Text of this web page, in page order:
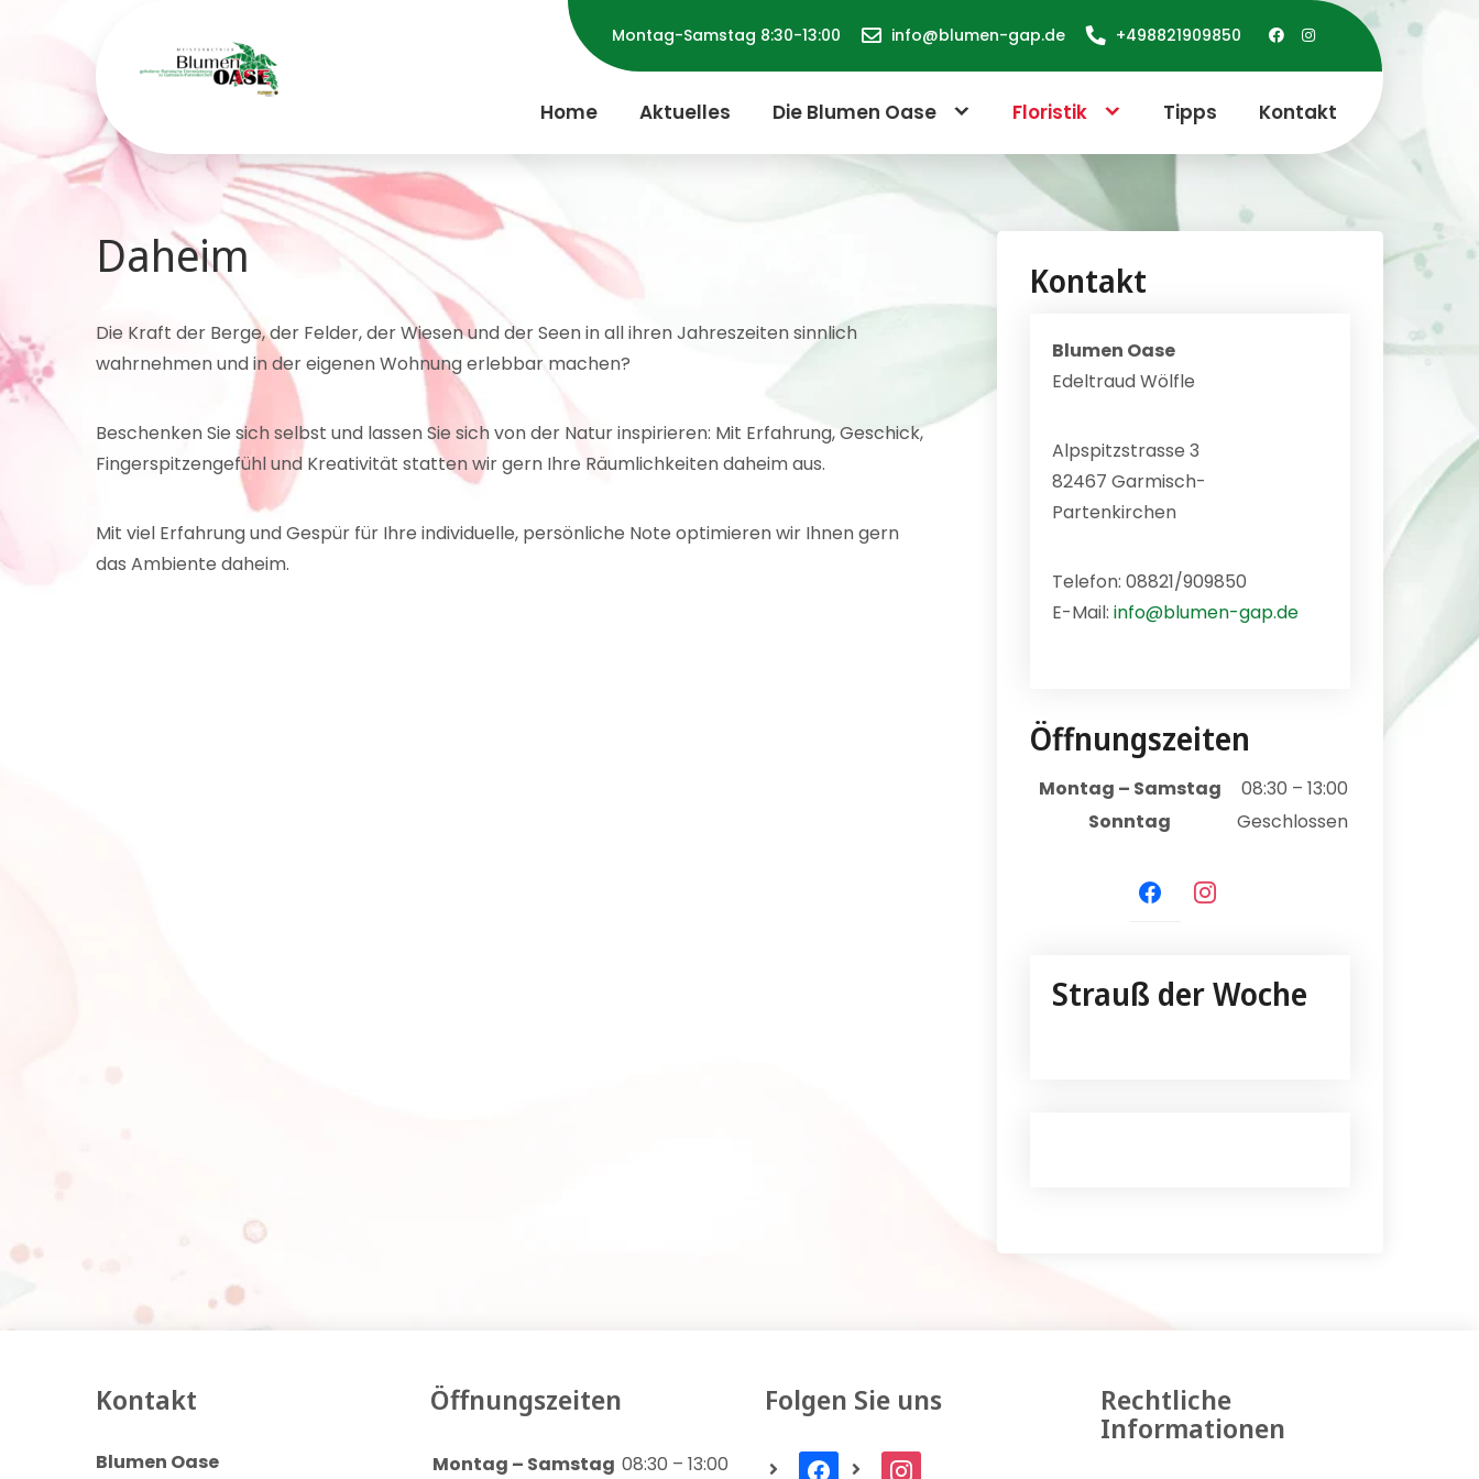
Montag-Samstag 8:30-13:00 info@blumen-gap.de +498821909850
Oase
floristische
Dienstleistung
in Garmisch-
Partenkirchen
Home Aktuelles Die Blumen Oase Floristik Tipps Kontakt
Daheim
Die Kraft der Berge, der Felder, der Wiesen und der Seen in all ihren Jahreszeiten sinnlich
wahrnehmen und in der eigenen Wohnung erlebbar machen?
Beschenken Sie sich selbst und lassen Sie sich von der Natur inspirieren: Mit Erfahrung, Geschick,
Fingerspitzengefühl und Kreativität statten wir gern Ihre Räumlichkeiten daheim aus.
Mit viel Erfahrung und Gespür für Ihre individuelle, persönliche Note optimieren wir Ihnen gern
das Ambiente daheim.
Kontakt
Blumen Oase
Edeltraud Wölfle
Alpspitzstrasse 3
82467 Garmisch-
Partenkirchen
Telefon: 08821/909850
E-Mail: info@blumen-gap.de
Öffnungszeiten
Montag – Samstag
08:30 – 13:00
Sonntag
Geschlossen
facebookinstagram
Strauß der Woche
Kontakt
Blumen Oase
Öffnungszeiten
Montag – Samstag 08:30 – 13:00
Folgen Sie uns
facebook instagram
Rechtliche
Informationen